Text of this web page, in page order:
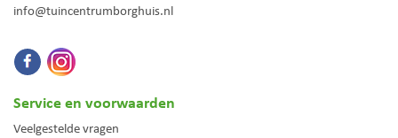
info@tuincentrumborghuis.nl
Service en voorwaarden
Veelgestelde vragen